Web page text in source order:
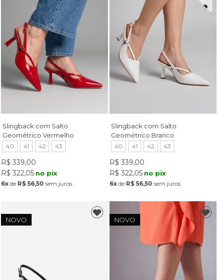
Slingback com Salto
Geométrico Vermelho
40 41 42 43
R$ 339,00
R$ 322,05 no pix
6xde R$ 56,50 sem juros
Slingback com Salto
Geométrico Branco
40 41 42 43
R$ 339,00
R$ 322,05 no pix
6x de R$ 56,50 sem juros
NOVO NOVO